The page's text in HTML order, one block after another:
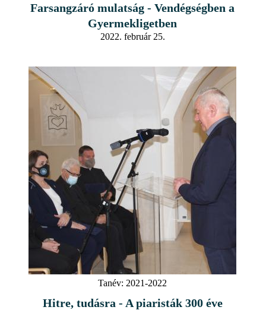
Farsangzáró mulatság - Vendégségben a
Gyermekligetben
2022. február 25.
Tanév: 2021-2022
Hitre, tudásra - A piaristák 300 éve